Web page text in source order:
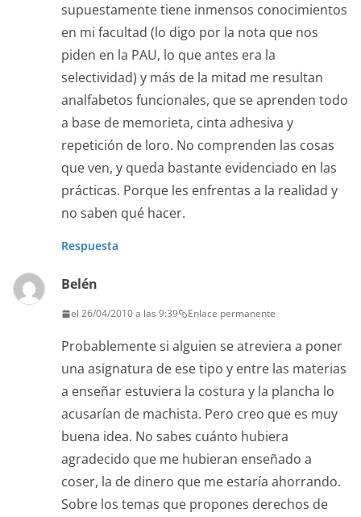
supuestamente tiene inmensos conocimientos
en mi facultad (lo digo por la nota que nos
piden en la PAU, lo que antes era la
selectividad) y más de la mitad me resultan
analfabetos funcionales, que se aprenden todo
a base de memorieta, cinta adhesiva y
repetición de loro. No comprenden las cosas
que ven, y queda bastante evidenciado en las
prácticas. Porque les enfrentas a la realidad y
no saben qué hacer.
Respuesta
Belén
el 26/04/2010 a las 9:39 Enlace permanente
Probablemente si alguien se atreviera a poner
una asignatura de ese tipo y entre las materias
a enseñar estuviera la costura y la plancha lo
acusarían de machista. Pero creo que es muy
buena idea. No sabes cuánto hubiera
agradecido que me hubieran enseñado a
coser, la de dinero que me estaría ahorrando.
Sobre los temas que propones derechos de